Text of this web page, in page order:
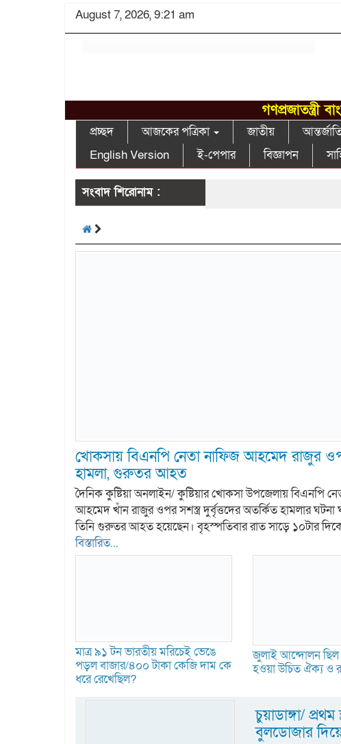
August 7, 2026, 9:21 am
গণপ্রজাতন্ত্রী
প্রচ্ছদ আজকের পত্রিকা জাতীয়
English Version
ই-পেপার বিজ্ঞাপন
সংবাদ শিরোনাম :
খোকসায় বিএনপি নেতা নাফিজ আহমেদ রাজুর
হামলা, গুরুতর আহত
দৈনিক কুষ্টিয়া অনলাইন/ কুষ্টিয়ার খোকসা উপজেলায় বিএনপি
আহমেদ খাঁন রাজুর ওপর সশস্ত্র দুর্বৃত্তদের অতর্কিত হামলার ঘটনা
তিনি গুরুতর আহত হয়েছেন। বৃহস্পতিবার রাত সাড়ে ১০টার
বিস্তারিত...
মাত্র ৯১ টন ভারতীয় মরিচেই ভেঙে
পড়ল বাজার/৪০০ টাকা কেজি দাম কে
ধরে রেখেছিল?
জুলাই আন্দোলন ছিল
হওয়া উচিত ঐক্য ও
চুয়াডাঙ্গা/ প্রথম
বুলডোজার দিয়ে